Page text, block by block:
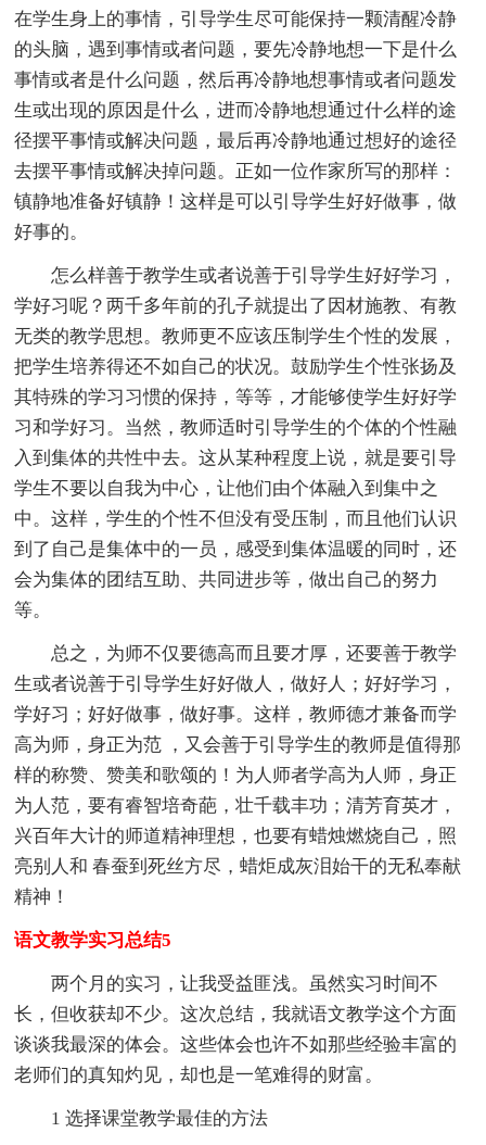
在学生身上的事情，引导学生尽可能保持一颗清醒冷静
的头脑，遇到事情或者问题，要先冷静地想一下是什么
事情或者是什么问题，然后再冷静地想事情或者问题发
生或出现的原因是什么，进而冷静地想通过什么样的途
径摆平事情或解决问题，最后再冷静地通过想好的途径
去摆平事情或解决掉问题。正如一位作家所写的那样：
镇静地准备好镇静！这样是可以引导学生好好做事，做
好事的。
怎么样善于教学生或者说善于引导学生好好学习，
学好习呢？两千多年前的孔子就提出了因材施教、有教
无类的教学思想。教师更不应该压制学生个性的发展，
把学生培养得还不如自己的状况。鼓励学生个性张扬及
其特殊的学习习惯的保持，等等，才能够使学生好好学
习和学好习。当然，教师适时引导学生的个体的个性融
入到集体的共性中去。这从某种程度上说，就是要引导
学生不要以自我为中心，让他们由个体融入到集中之
中。这样，学生的个性不但没有受压制，而且他们认识
到了自己是集体中的一员，感受到集体温暖的同时，还
会为集体的团结互助、共同进步等，做出自己的努力
等。
总之，为师不仅要德高而且要才厚，还要善于教学
生或者说善于引导学生好好做人，做好人；好好学习，
学好习；好好做事，做好事。这样，教师德才兼备而学
高为师，身正为范 ，又会善于引导学生的教师是值得那
样的称赞、赞美和歌颂的！为人师者学高为人师，身正
为人范，要有睿智培奇葩，壮千载丰功；清芳育英才，
兴百年大计的师道精神理想，也要有蜡烛燃烧自己，照
亮别人和 春蚕到死丝方尽，蜡炬成灰泪始干的无私奉献
精神！
语文教学实习总结5
两个月的实习，让我受益匪浅。虽然实习时间不
长，但收获却不少。这次总结，我就语文教学这个方面
谈谈我最深的体会。这些体会也许不如那些经验丰富的
老师们的真知灼见，却也是一笔难得的财富。
1 选择课堂教学最佳的方法